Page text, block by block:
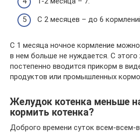
С 2 месяцев – до 6
С 1 месяца ночное кормление
в нем больше не нуждается. С
постепенно вводится прикорм в
продуктов или промышленных
Желудок котенка меньше
кормить котенка?
Доброго времени суток всем-всем-